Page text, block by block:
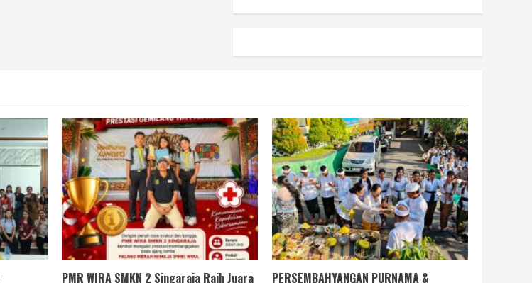
PMR WIRA SMKN 2 Singaraja Raih Juara PERSEMBAHYANGAN PURNAMA &